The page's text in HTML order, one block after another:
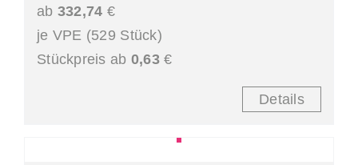
ab 332,74 €
je VPE (529 Stück)
Stückpreis ab 0,63€
Details